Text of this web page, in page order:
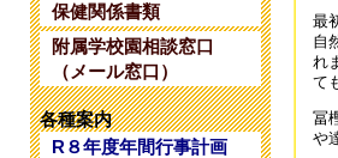
保健関係書類
附属学校園相談窓口
（メール窓口）
各種案内
R８年度年間行事計画
令
令
最
自
れ
て
冨
や